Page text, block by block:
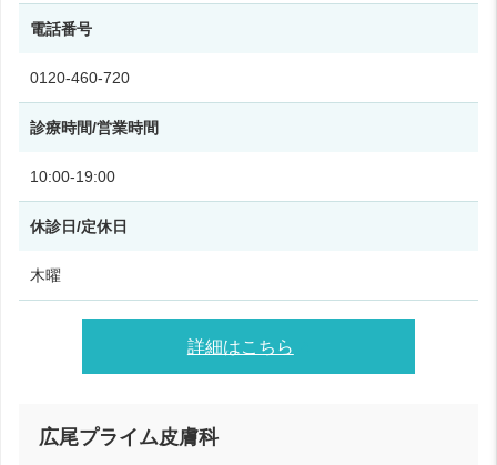
電話番号
0120-460-720
診療時間/営業時間
10:00-19:00
休診日/定休日
木曜
詳細はこちら
広尾プライム皮膚科